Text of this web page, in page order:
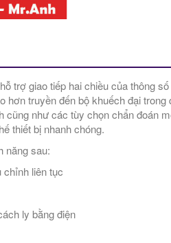
trợ giao tiếp hai chiều của thông
hơn truyền đến bộ khuếch đại
cũng như các tùy chọn chẩn đoán
thiết bị nhanh chóng.
năng sau:
chỉnh liên tục
ly bằng điện